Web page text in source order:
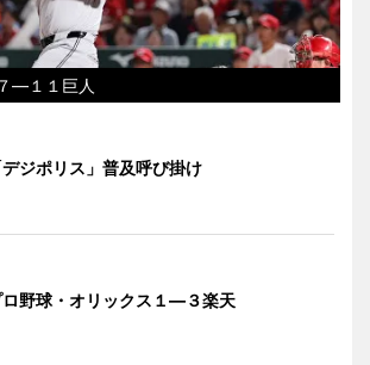
―１１巨人
デジポリス」普及呼び掛け
ロ野球・オリックス１―３楽天